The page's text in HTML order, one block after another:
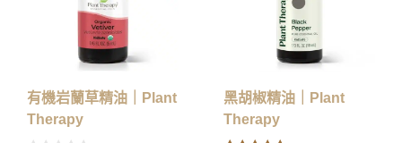
有機岩蘭草精油｜Plant
Therapy
黑胡椒精油｜Plant
Therapy